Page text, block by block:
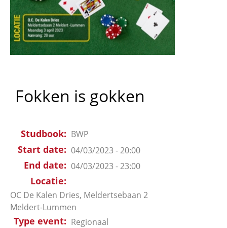
Fokken is gokken
Studbook BWP
Start date 04/03/2023 - 20:00
End date 04/03/2023 - 23:00
Locatie
OC De Kalen Dries, Meldertsebaan 2
Meldert-Lummen
Type event Regionaal